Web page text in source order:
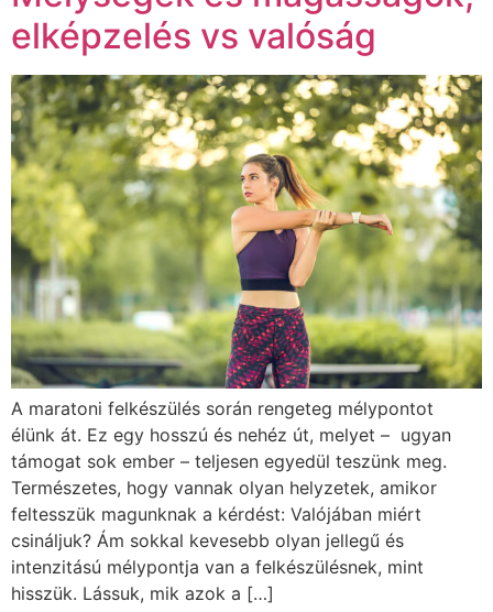
elképzelés vs valóság
A maratoni felkészülés során rengeteg mélypontot
élünk át. Ez egy hosszú és nehéz út, melyet – ugyan
támogat sok ember – teljesen egyedül teszünk meg.
Természetes, hogy vannak olyan helyzetek, amikor
feltesszük magunknak a kérdést: Valójában miért
csináljuk? Ám sokkal kevesebb olyan jellegű és
intenzitású mélypontja van a felkészülésnek, mint
hisszük. Lássuk, mik azok a […]